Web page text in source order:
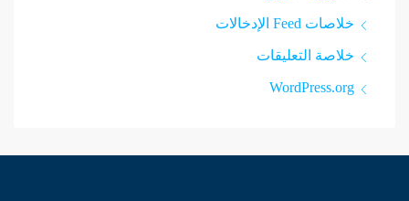
خلاصات Feed الإدخالات
خلاصة التعليقات
WordPress.org